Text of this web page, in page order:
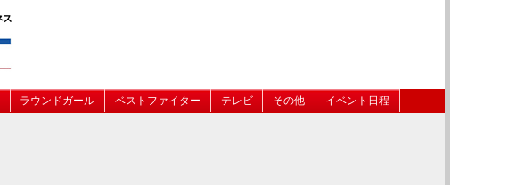
ラウンドガール ベストファイター テレビ その他 イベント日程